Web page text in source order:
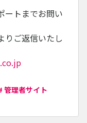
ートまでお問い
りご返信いたし
管理者サイト